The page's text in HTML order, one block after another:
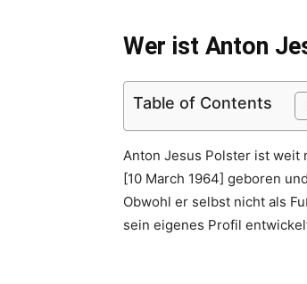
Wer ist Anton
Table of Contents
Anton Jesus Polster ist weit
[10 March 1964] geboren
Obwohl er selbst nicht als
sein eigenes Profil